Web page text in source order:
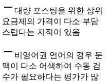
대량 포스팅을 위한 상위
요금제의 가격이 다소 부담
스럽다는 지적이 있음
비영어권 언어의 경우 문
맥이 다소 어색하여 수동 검
수가 필요하다는 평가가 많